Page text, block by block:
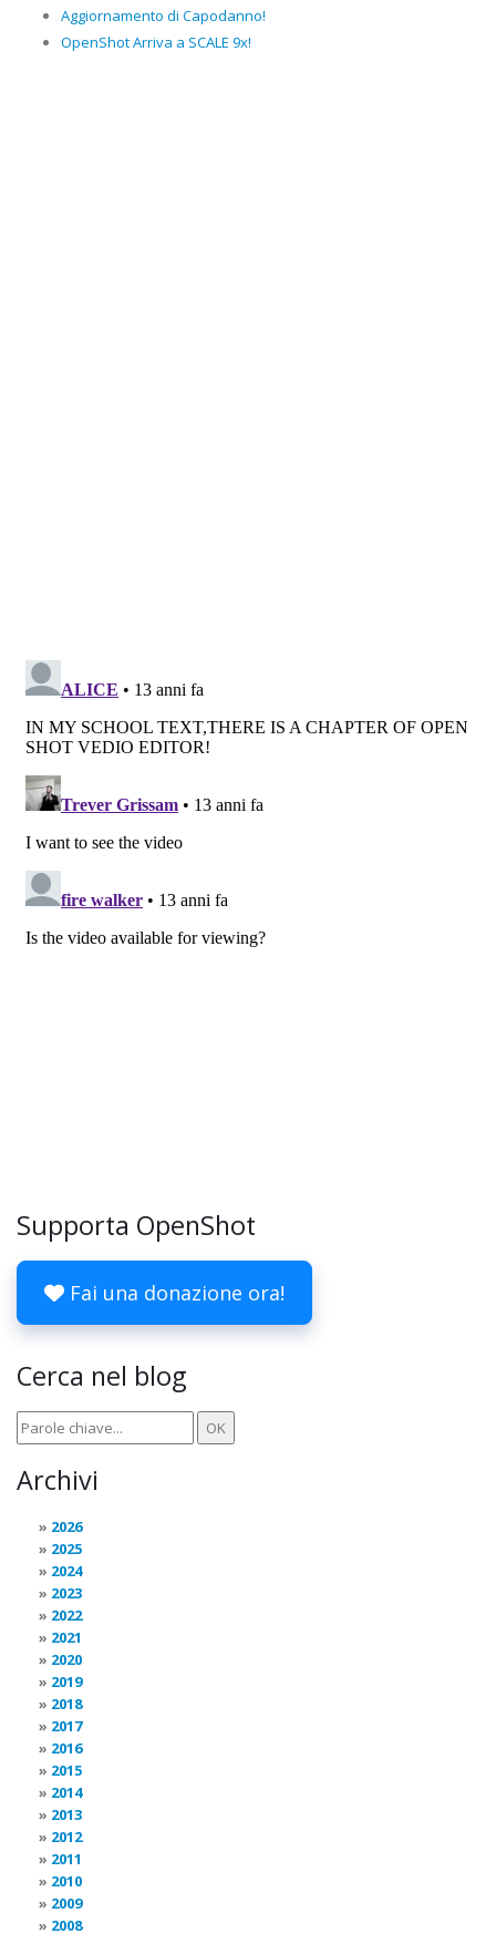
Aggiornamento di Capodanno!
OpenShot Arriva a SCALE 9x!
Supporta OpenShot
Fai una donazione ora!
Cerca nel blog
Archivi
2026
2025
2024
2023
2022
2021
2020
2019
2018
2017
2016
2015
2014
2013
2012
2011
2010
2009
2008